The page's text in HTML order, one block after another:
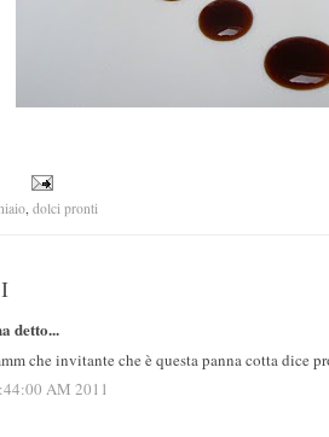
, dolci pronti
detto...
che invitante che è questa panna cotta
AM 2011